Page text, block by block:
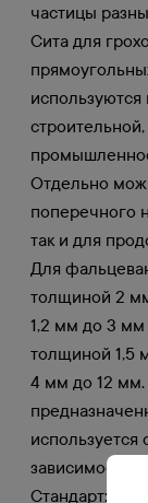
частицы
Сита для
Отдельно
поперечного
так и для
Для
толщиной 2
1,2 мм до 3 мм
толщиной 1,5
4 мм до 12 мм.
зависимости
Стандарт: